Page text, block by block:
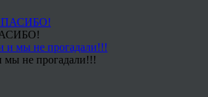
мы не прогадали!!!